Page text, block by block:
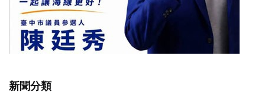
新聞分類